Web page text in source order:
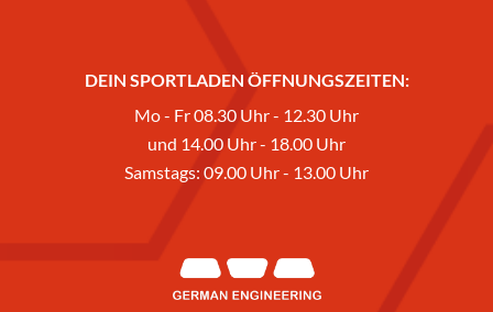
DEIN SPORTLADEN ÖFFNUNGSZEITEN:
Mo - Fr 08.30 Uhr - 12.30 Uhr
und 14.00 Uhr - 18.00 Uhr
Samstags: 09.00 Uhr - 13.00 Uhr